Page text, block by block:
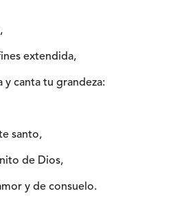
extendida,
canta tu grandeza:
santo,
de Dios,
y de consuelo.